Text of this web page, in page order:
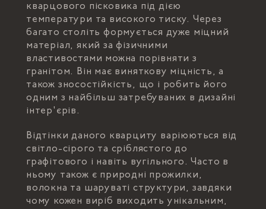
кварцового пісковика під дією
температури та високого тиску. Через
багато століть формується дуже міцний
матеріал, який за фізичними
властивостями можна порівняти з
гранітом. Він має виняткову міцність, а
також зносостійкість, що і робить його
одним з найбільш затребуваних в дизайні
інтер'єрів.
Відтінки даного кварциту варіюються від
світло-сірого та сріблястого до
графітового і навіть вугільного. Часто в
ньому також є природні прожилки,
волокна та шаруваті структури, завдяки
чому кожен виріб виходить унікальним,